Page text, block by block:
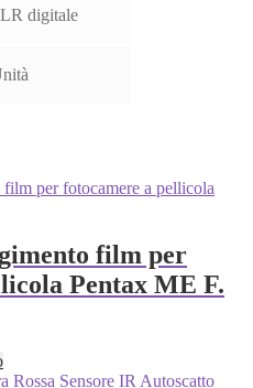
digitale
film per
Pentax ME F.